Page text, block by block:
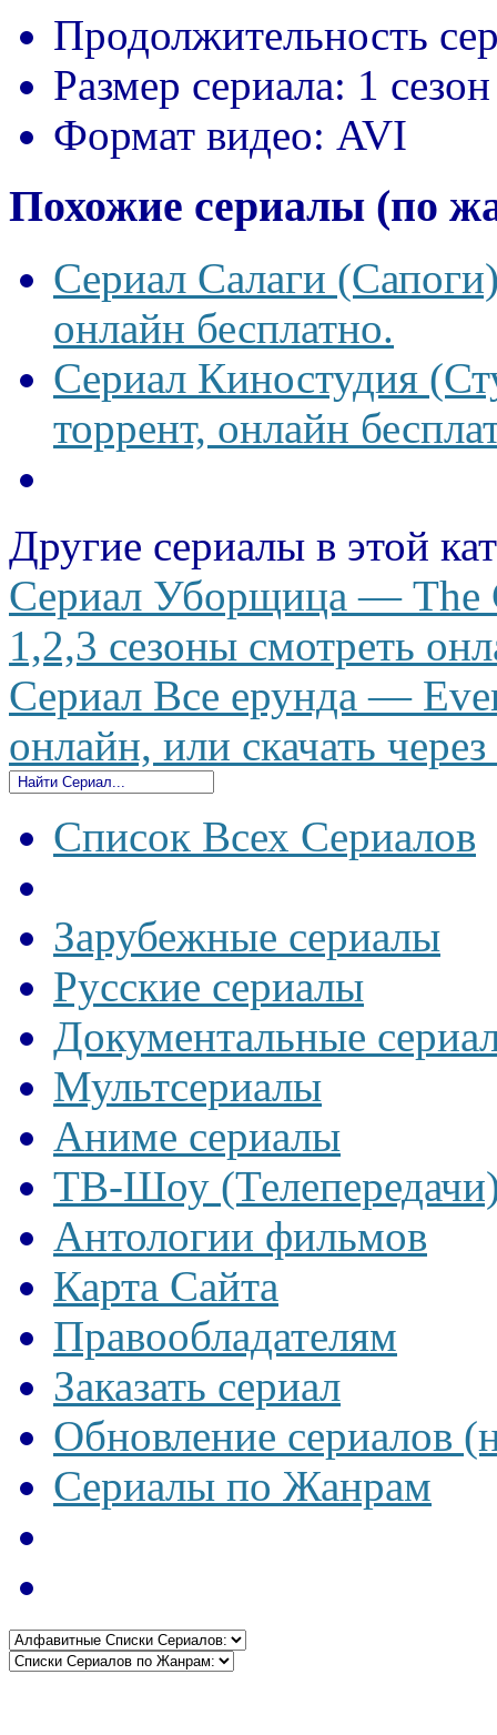
Продолжительность
Размер сериала: 1
Формат видео: AVI
Похожие сериалы (по
Сериал Салаги
онлайн бесплатно.
Сериал Киностудия
торрент, онлайн
Другие сериалы в этой
Сериал Уборщица — The
1,2,3 сезоны смотреть
Сериал Все ерунда —
онлайн, или скачать
Список Всех Сериалов
Зарубежные сериалы
Русские сериалы
Документальные
Мультсериалы
Аниме сериалы
ТВ-Шоу
Антологии фильмов
Карта Сайта
Правообладателям
Заказать сериал
Обновление сериалов
Сериалы по Жанрам